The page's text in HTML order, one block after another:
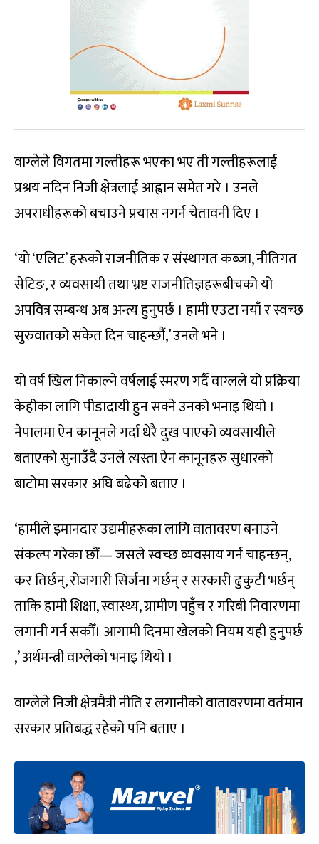
वाग्लेले विगतमा गल्तीहरू भएका भए ती गल्तीहरूलाई
प्रश्रय नदिन निजी क्षेत्रलाई आह्वान समेत गरे । उनले
अपराधीहरूको बचाउने प्रयास नगर्न चेतावनी दिए ।
‘यो ‘एलिट’ हरूको राजनीतिक र संस्थागत कब्जा, नीतिगत
सेटिङ, र व्यवसायी तथा भ्रष्ट राजनीतिज्ञहरूबीचको यो
अपवित्र सम्बन्ध अब अन्त्य हुनुपर्छ । हामी एउटा नयाँ र स्वच्छ
सुरुवातको संकेत दिन चाहन्छौं,’ उनले भने ।
यो वर्ष खिल निकाल्ने वर्षलाई स्मरण गर्दै वाग्लले यो प्रक्रिया
केहीका लागि पीडादायी हुन सक्ने उनको भनाइ थियो ।
नेपालमा ऐन कानूनले गर्दा धेरै दुख पाएको व्यवसायीले
बताएको सुनाउँदै उनले त्यस्ता ऐन कानूनहरु सुधारको
बाटोमा सरकार अघि बढेको बताए ।
‘हामीले इमानदार उद्यमीहरूका लागि वातावरण बनाउने
संकल्प गरेका छौँ— जसले स्वच्छ व्यवसाय गर्न चाहन्छन्,
कर तिर्छन्, रोजगारी सिर्जना गर्छन् र सरकारी ढुकुटी भर्छन्
ताकि हामी शिक्षा, स्वास्थ्य, ग्रामीण पहुँच र गरिबी निवारणमा
लगानी गर्न सकौँ। आगामी दिनमा खेलको नियम यही हुनुपर्छ
,’ अर्थमन्त्री वाग्लेको भनाइ थियो ।
वाग्लेले निजी क्षेत्रमैत्री नीति र लगानीको वातावरणमा वर्तमान
सरकार प्रतिबद्ध रहेको पनि बताए ।